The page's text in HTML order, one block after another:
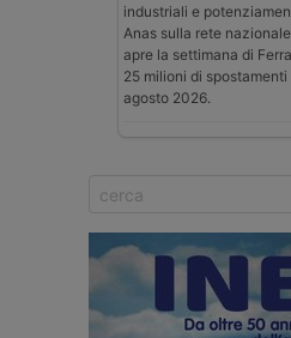
industriali e
Anas sulla rete
apre la settimana di
25 milioni di
agosto 2026.